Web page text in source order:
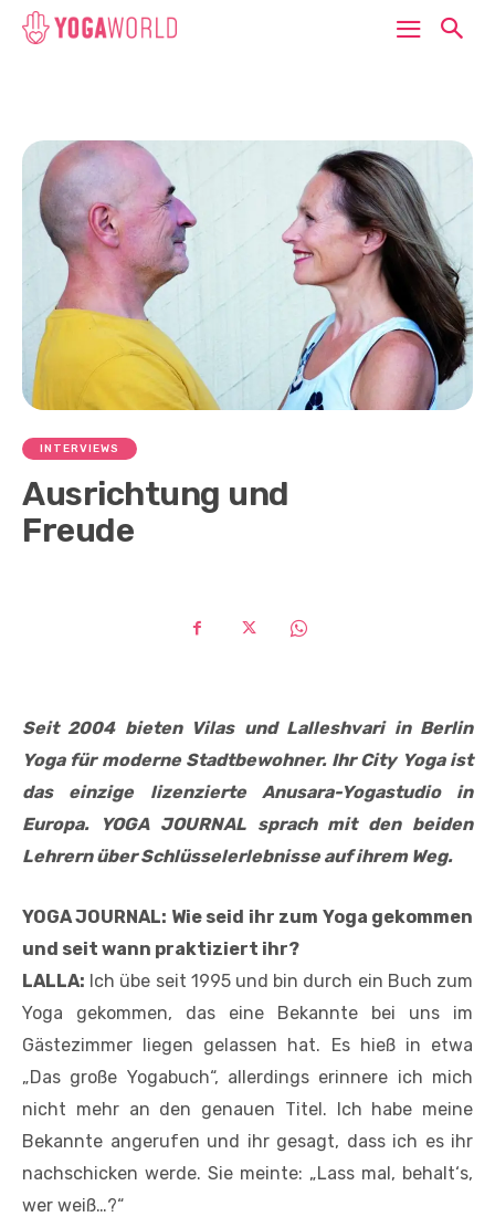
INTERVIEWS
Ausrichtung und
Freude
Seit 2004 bieten Vilas und Lalleshvari in Berlin
Yoga für moderne Stadtbewohner. Ihr City Yoga ist
das einzige lizenzierte Anusara-Yogastudio in
Europa. YOGA JOURNAL sprach mit den beiden
Lehrern über Schlüsselerlebnisse auf ihrem Weg.
YOGA JOURNAL: Wie seid ihr zum Yoga gekommen
und seit wann praktiziert ihr?
LALLA: Ich übe seit 1995 und bin durch ein Buch zum
Yoga gekommen, das eine Bekannte bei uns im
Gästezimmer liegen gelassen hat. Es hieß in etwa
„Das große Yogabuch“, allerdings erinnere ich mich
nicht mehr an den genauen Titel. Ich habe meine
Bekannte angerufen und ihr gesagt, dass ich es ihr
nachschicken ­werde. Sie meinte: „Lass mal, behalt‘s,
wer weiß…?“